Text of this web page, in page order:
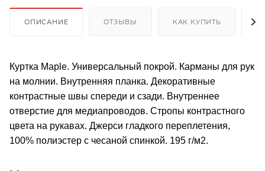
ОПИСАНИЕ ОТЗЫВЫ КАК КУПИТЬ
Куртка Maple. Универсальный покрой. Карманы для рук
на молнии. Внутренняя планка. Декоративные
контрастные швы спереди и сзади. Внутреннее
отверстие для медиапроводов. Стропы контрастного
цвета на рукавах. Джерси гладкого переплетения,
100% полиэстер с чесаной спинкой. 195 г/м2.